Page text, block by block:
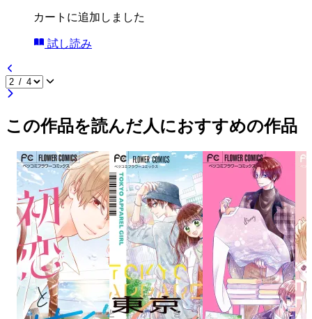
カートに追加しました
試し読み
この作品を読んだ人におすすめの作品